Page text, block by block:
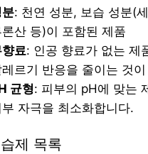
: 천연 성분, 보습 성분(
론산 등)이 포함된 제품
료: 인공 향료가 없는 제
레르기 반응을 줄이는 것
균형: 피부의 pH에 맞는
부 자극을 최소화합니다.
제 목록